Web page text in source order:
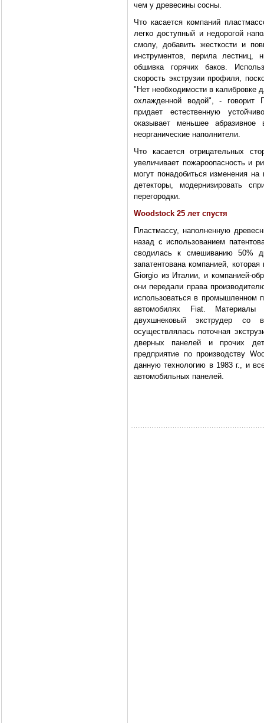
чем у древесины сосны.
Что касается компаний
легко доступный и недорогой
смолу, добавить жесткости и
инструментов, перила лестниц,
обшивка горячих баков.
скорость экструзии профиля,
"Нет необходимости в
охлажденной водой", - говорит
придает естественную
оказывает меньшее абразивное
неорганические наполнители.
Что касается отрицательных
увеличивает пожароопасность и
могут понадобиться изменения
детекторы, модернизировать
перегородки.
Woodstock 25 лет спустя
Пластмассу, наполненную
назад с использованием
сводилась к смешиванию 50%
запатентована компанией,
Giorgio из Италии, и компанией-
они передали права
использоваться в промышленном
автомобилях Fiat. Материалы
двухшнековый экструдер
осуществлялась поточная
дверных панелей и прочих
предприятие по производству
данную технологию в 1983 г., и
автомобильных панелей.